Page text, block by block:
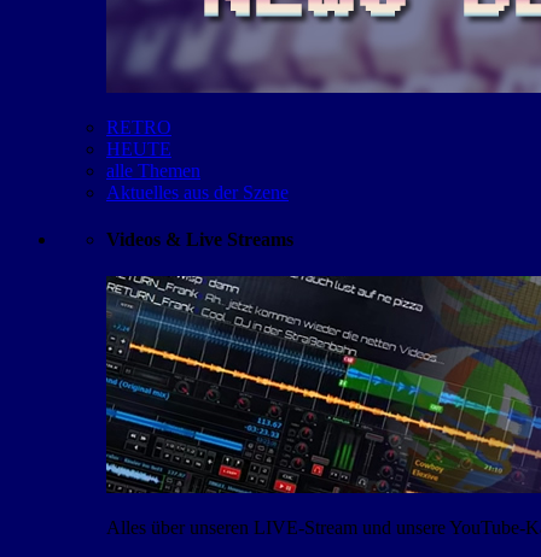
RETRO
HEUTE
alle Themen
Aktuelles aus der Szene
Videos & Live Streams
Alles über unseren LIVE-Stream und unsere YouTube-